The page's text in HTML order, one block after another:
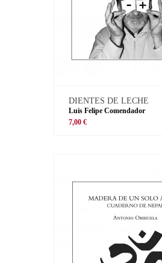
DIENTES DE LECHE
Luis Felipe Comendador
7,00 €